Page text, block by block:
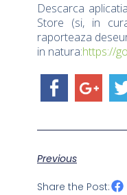
Descarca
Store (si, in
raporteaza
in natura:https://
Previous
Share the Post: